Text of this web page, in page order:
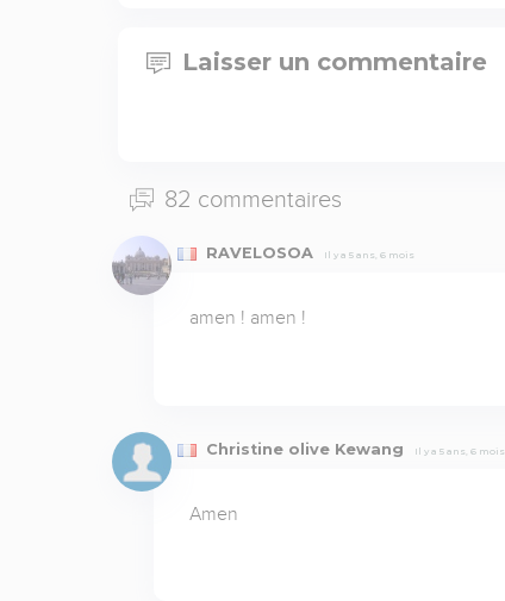
Laisser un commentaire
82 commentaires
RAVELOSOA Il y a 5 ans, 6 mois
amen ! amen !
Christine olive Kewang Il y a 5 ans, 6 mois
Amen